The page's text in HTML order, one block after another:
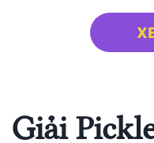
Giải